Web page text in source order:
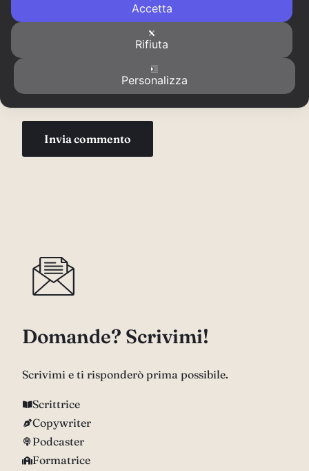
Domande? Scrivimi!
Scrivimi e ti risponderò prima possibile.
Scrittrice
Copywriter
Podcaster
Formatrice
Accetta
Rifiuta
Personalizza